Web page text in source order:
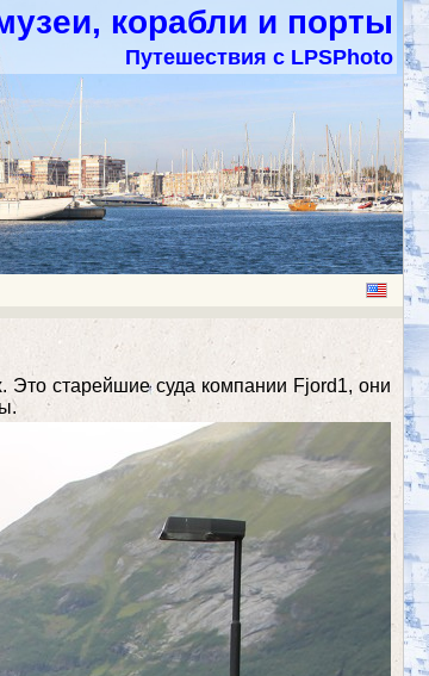
корабли и порты
Путешествия с LPSPhoto
Это старейшие суда компании Fjord1, они